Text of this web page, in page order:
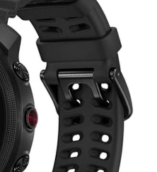
natation. Attention :
évitez le contact avec
l'eau chaude, la vapeur,
l'eau de mer ou les
produits chimiques
(savon, gel douche). Son
bracelet en TPU premium
garantit un confort
supérieur pour un port
prolongé. Sa robustesse
en fait le partenaire de
confiance de cette
montre sport, du bureau
aux activités nautiques,